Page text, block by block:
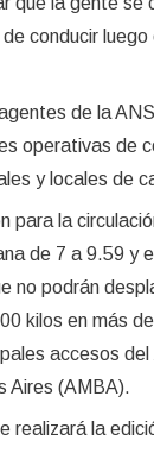
conducir luego
de la
operativas de
y locales de
para la
de 7 a 9.59 y
no podrán
kilos en más
accesos
Aires (AMBA).
realizará la